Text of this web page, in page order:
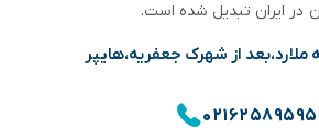
ایران تبدیل شده است.
از شهرک جعفریه،هایپر
۰۲۱۶۲۵۸۹۵۹۵